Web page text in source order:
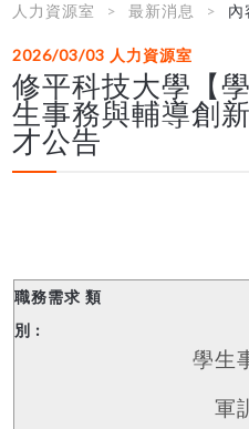
人力資源室 最新消息 內
2026/03/03 人力資源室
修平科技大學【
生事務與輔導創
才公告
學生
軍